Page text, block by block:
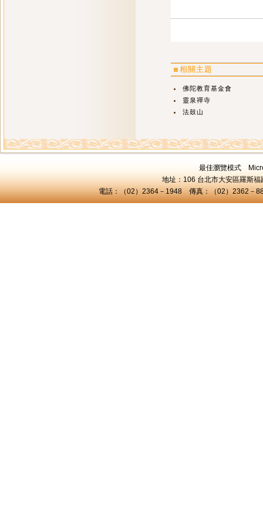
相關主題
佛陀教育基金會
靈泉禪寺
法鼓山
最佳瀏覽模式
地址：106 台北市大安區羅斯
電話：（02）2364－1948 傳真：（02）2362－